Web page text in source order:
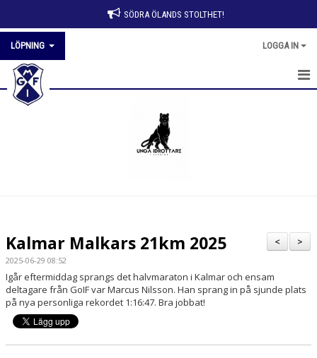
SÖDRA ÖLANDS STOLTHET!
LÖPNING LOGGA IN
HEM
EGNA ARRANGEMANG
ARKIV
>
<
Kalmar Malkars 21km 2025
2025-06-29 08:52
Igår eftermiddag sprangs det halvmaraton i Kalmar och ensam
deltagare från GoIF var Marcus Nilsson. Han sprang in på sjunde plats
på nya personliga rekordet 1:16:47. Bra jobbat!